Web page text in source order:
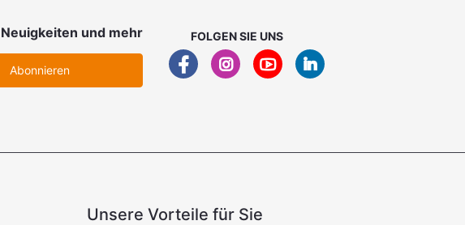
und mehr
Abonnieren
FOLGEN SIE UNS
Unsere Vorteile für Sie